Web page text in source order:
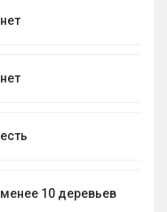
нет
нет
есть
менее 10 деревьев